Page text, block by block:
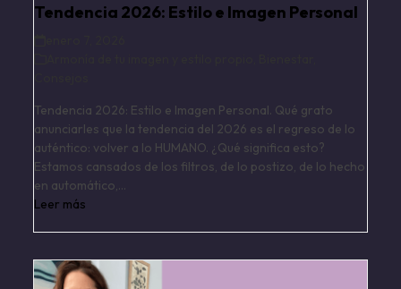
Tendencia 2026: Estilo e Imagen Personal
Tendencia 2026: Estilo e Imagen Personal. Qué grato
anunciarles que la tendencia del 2026 es el regreso de lo
auténtico: volver a lo HUMANO. ¿Qué significa esto?
Estamos cansados de los filtros, de lo postizo, de lo hecho
en automático,…
Leer más